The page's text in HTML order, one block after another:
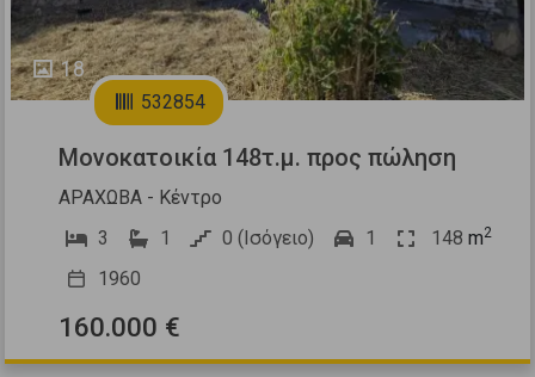
18
532854
Μονοκατοικία 148τ.μ. προς πώληση
ΑΡΑΧΩΒΑ - Κέντρο
3
1 0 (Ισόγειο) 1 148 m2
1960
160.000 €